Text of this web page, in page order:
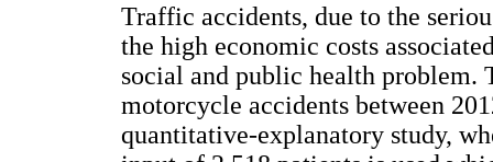
Traffic accidents, due to the
the high economic costs
social and public health problem.
motorcycle accidents between
quantitative-explanatory study,